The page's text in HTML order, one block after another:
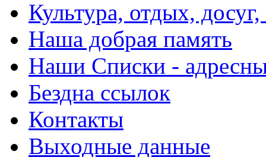
Культура, отдых,
Наша добрая память
Наши Списки -
Бездна ссылок
Контакты
Выходные данные